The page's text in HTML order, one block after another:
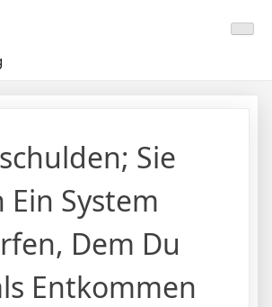
Sie
Ein System
Dem Du
Entkommen